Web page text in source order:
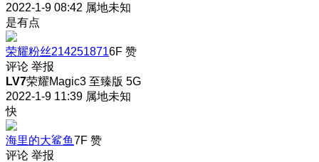
2022-1-9 08:42 属地未知
是有点
荣耀粉丝2142518716F 赞
评论 举报
LV7荣耀Magic3 至臻版 5G
2022-1-9 11:39 属地未知
快
海里的大鲨鱼7F 赞
评论 举报